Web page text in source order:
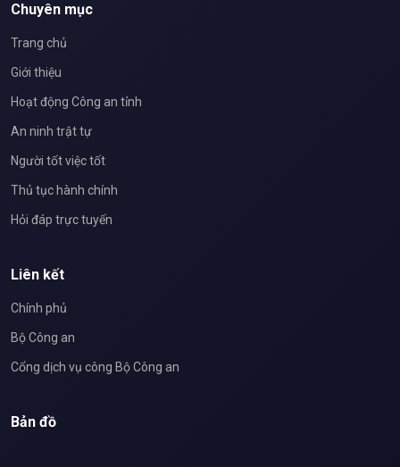
Chuyên mục
Trang chủ
Giới thiệu
Hoạt động Công an tỉnh
An ninh trật tự
Người tốt việc tốt
Thủ tục hành chính
Hỏi đáp trực tuyến
Liên kết
Chính phủ
Bộ Công an
Cổng dịch vụ công Bộ Công an
Bản đồ